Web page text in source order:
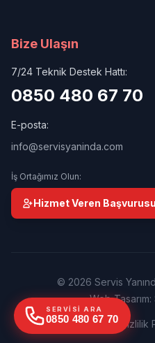
Bize Ulaşın
7/24 Teknik Destek Hattı:
0850 480 67 70
E-posta:
info@servisyaninda.com
İş Ortağımız Olun:
Hizmet Veren
© 2026 Servis
Web
Kullanım Şartları Gizlilik
SERVISI ARA
0850 480 67 70